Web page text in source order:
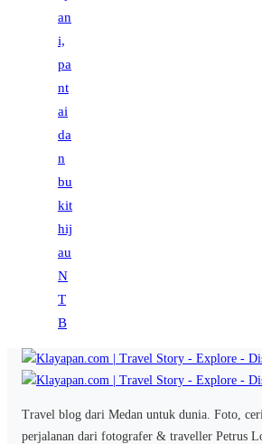
Travel blog dari Medan untuk dunia. Foto,
perjalanan dari fotografer & traveller Petrus